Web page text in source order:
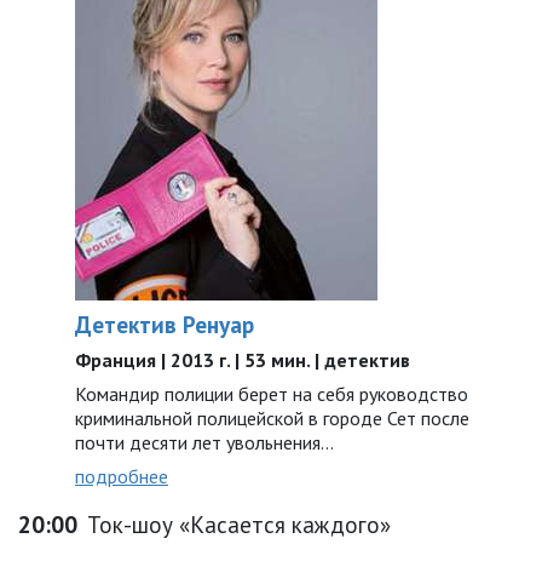
Детектив Ренуар
Франция | 2013 г. | 53 мин. | детектив
Командир полиции берет на себя руководство
криминальной полицейской в городе Сет после
почти десяти лет увольнения…
подробнее
20:00 Ток-шоу «Касается каждого»